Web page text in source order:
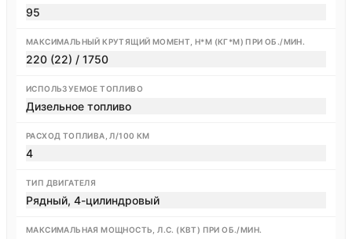
95
МАКСИМАЛЬНЫЙ КРУТЯЩИЙ МОМЕНТ, Н*М (КГ*М) ПРИ ОБ./МИН.
220 (22) / 1750
ИСПОЛЬЗУЕМОЕ ТОПЛИВО
Дизельное топливо
РАСХОД ТОПЛИВА, Л/100 КМ
4
ТИП ДВИГАТЕЛЯ
Рядный, 4-цилиндровый
МАКСИМАЛЬНАЯ МОЩНОСТЬ, Л.С. (КВТ) ПРИ ОБ./МИН.